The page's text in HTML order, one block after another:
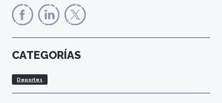
CATEGORÍAS
Deportes